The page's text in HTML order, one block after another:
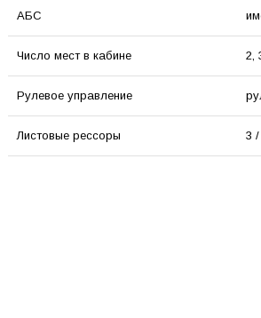
АБС
Число мест в кабине 2,
Рулевое управление
Листовые рессоры 3 /